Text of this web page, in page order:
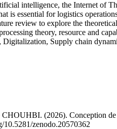
intelligence, the Internet of
is essential for logistics
review to explore the
theory, resource and
Digitalization, Supply chain
(2026). Conception de
10.5281/zenodo.20570362